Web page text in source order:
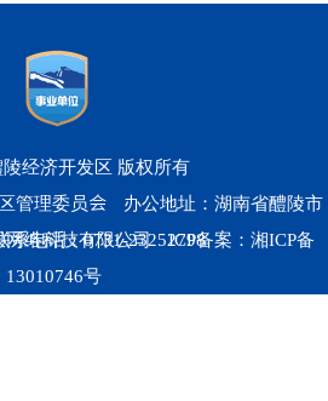
经济开发区 版权所有
管理委员会
办公地址：湖南省醴陵市
系电话：0731-23252798
络科技有限公司 ICP备案： 湘ICP备
13010746号